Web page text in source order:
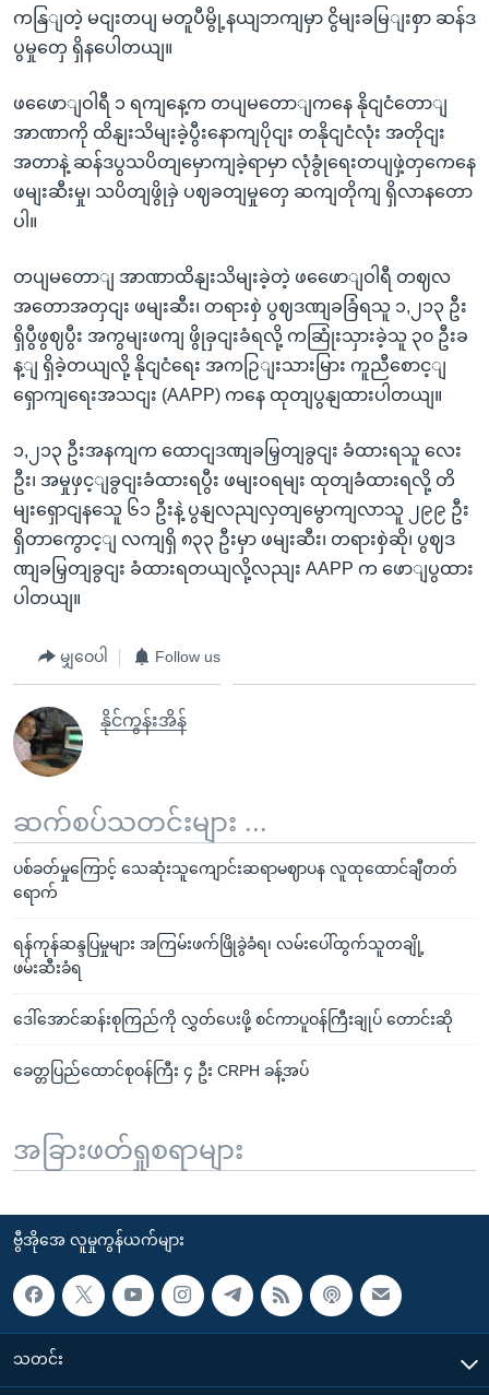
ကနြျတဲ့ မငျးတပျ မတူပီမွို့နယျဘကျမှာ ငွိမျးခမြျးစှာ ဆန်ဒ
ပွမှုတှေ ရှိနပေါတယျ။
ဖဖေောျဝါရီ ၁ ရကျနေ့က တပျမတောျကနေ နိုငျငံတောျ
အာဏာကို ထိနျးသိမျးခဲ့ပွီးနောကျပိုငျး တနိုငျငံလုံး အတိုငျး
အတာနဲ့ ဆန်ဒပွသပိတျမှောကျခဲ့ရာမှာ လုံခွုံရေးတပျဖှဲ့တှကေနေ
ဖမျးဆီးမှု၊ သပိတျဖွိုခှဲ ပဈခတျမှုတှေ ဆကျတိုကျ ရှိလာနတော
ပါ။
တပျမတောျ အာဏာထိနျးသိမျးခဲ့တဲ့ ဖဖေောျဝါရီ တဈလ
အတောအတှငျး ဖမျးဆီး၊ တရားစှဲ ပွဈဒဏျခခြံရသူ ၁,၂၁၃ ဦး
ရှိပွီဖွဈပွီး အကွမျးဖကျ ဖွိုခှငျးခံရလို့ ကဆြုံးသှားခဲ့သူ ၃၀ ဦးခ
န့ျ ရှိခဲ့တယျလို့ နိုငျငံရေး အကဉြျးသားမြား ကူညီစောင့ျ
ရှောကျရေးအသငျး (AAPP) ကနေ ထုတျပွနျထားပါတယျ။
၁,၂၁၃ ဦးအနကျက ထောငျဒဏျခမြှတျခွငျး ခံထားရသူ လေး
ဦး၊ အမှုဖှင့ျခွငျးခံထားရပွီး ဖမျးဝရမျး ထုတျခံထားရလို့ တိ
မျးရှောငျနသေူ ၆၁ ဦးနဲ့ ပွနျလညျလှတျမွောကျလာသူ ၂၉၉ ဦး
ရှိတာကွောင့ျ လကျရှိ ၈၃၃ ဦးမှာ ဖမျးဆီး၊ တရားစှဲဆို၊ ပွဈဒ
ဏျခမြှတျခွငျး ခံထားရတယျလို့လညျး AAPP က ဖောျပွထား
ပါတယျ။
မျှဝေပါ Follow us
နိုင်ကွန်းအိန်
ဆက်စပ်သတင်းများ ...
ပစ်ခတ်မှုကြောင့် သေဆုံးသူကျောင်းဆရာမဈာပန လူထုထောင်ချီတတ်
ရောက်
ရန်ကုန်ဆန္ဒပြမှုများ အကြမ်းဖက်ဖြိုခွဲခံရ၊ လမ်းပေါ်ထွက်သူတချို့
ဖမ်းဆီးခံရ
ဒေါ်အောင်ဆန်းစုကြည်ကို လွှတ်ပေးဖို့ စင်ကာပူဝန်ကြီးချုပ် တောင်းဆို
ခေတ္တပြည်ထောင်စုဝန်ကြီး ၄ ဦး CRPH ခန့်အပ်
အခြားဖတ်ရှုစရာများ
ဗွီအိုအေ လူမှုကွန်ယက်များ
သတင်း